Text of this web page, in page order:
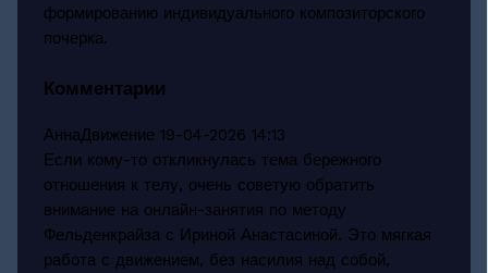
формированию индивидуального композиторского
почерка.
Комментарии
АннаДвижение 19-04-2026 14:13
Если кому-то откликнулась тема бережного
отношения к телу, очень советую обратить
внимание на онлайн-занятия по методу
Фельденкрайза с Ириной Анастасиной. Это мягкая
работа с движением, без насилия над собой,